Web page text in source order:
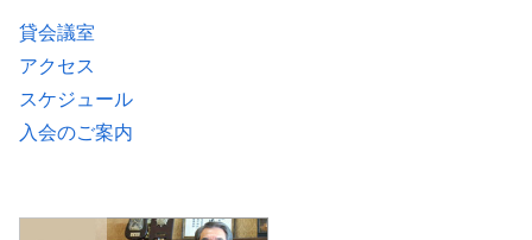
貸会議室
アクセス
スケジュール
入会のご案内